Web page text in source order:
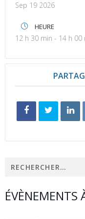
Sep 19 2026
HEURE
12 h 30 min - 14 h 00
ÉVÈNEMENTS